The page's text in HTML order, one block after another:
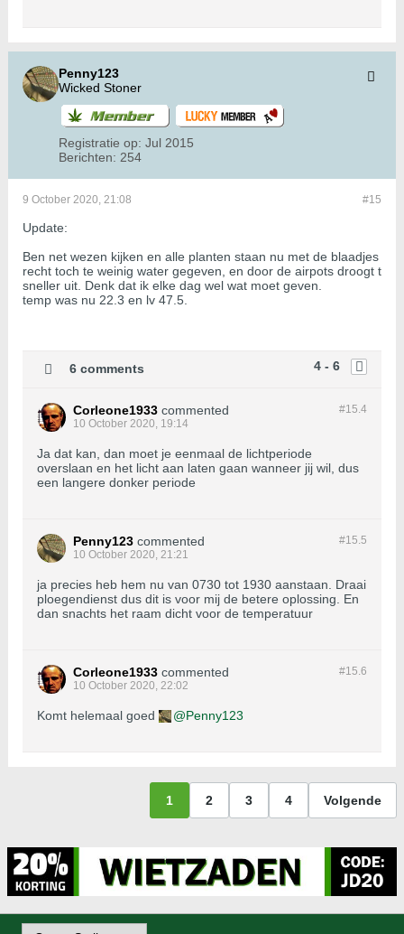
Penny123
Wicked Stoner
Registratie op: Jul 2015
Berichten: 254
#15
9 October 2020, 21:08
Update:
Ben net wezen kijken en alle planten staan nu met de blaadjes
recht toch te weinig water gegeven, en door de airpots droogt t
sneller uit. Denk dat ik elke dag wel wat moet geven.
temp was nu 22.3 en lv 47.5.
4 - 6
6 comments
#15.4
Corleone1933 commented
10 October 2020, 19:14
Ja dat kan, dan moet je eenmaal de lichtperiode
overslaan en het licht aan laten gaan wanneer jij wil, dus
een langere donker periode
#15.5
Penny123 commented
10 October 2020, 21:21
ja precies heb hem nu van 0730 tot 1930 aanstaan. Draai
ploegendienst dus dit is voor mij de betere oplossing. En
dan snachts het raam dicht voor de temperatuur
#15.6
Corleone1933 commented
10 October 2020, 22:02
Komt helemaal goed Penny123
1 2 3 4 Volgende